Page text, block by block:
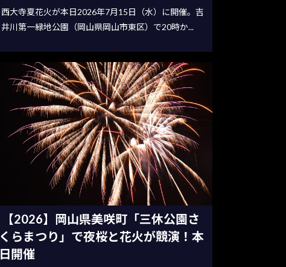
西大寺夏花火が本日2026年7月15日（水）に開催。吉
井川第一緑地公園（岡山県岡山市東区）で20時か...
【2026】岡山県美咲町「三休公園さ
くらまつり」で夜桜と花火が競演！本
日開催